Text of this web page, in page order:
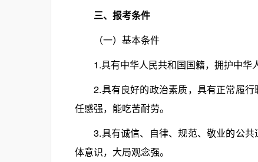
三、报考条件
（一）基本条件
1.具有中华人民共和国国籍，拥护中华
2.具有良好的政治素质，具有正常履行
任感强，能吃苦耐劳。
3.具有诚信、自律、规范、敬业的公共
体意识，大局观念强。